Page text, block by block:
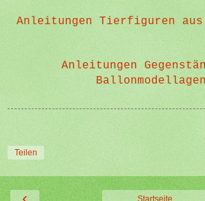
Anleitungen Tierfiguren
Anleitungen
Teilen
Startseite